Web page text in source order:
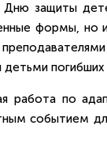
защиты
формы, но
работа по
событием